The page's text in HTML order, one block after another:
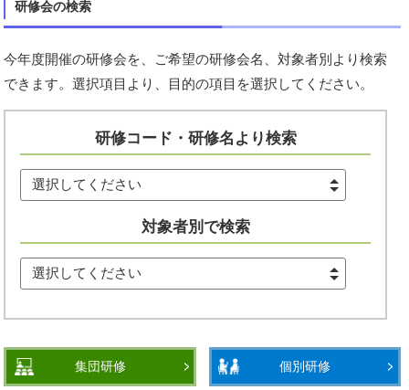
研修会の検索
今年度開催の研修会を、ご希望の研修会名、対象者別より検索
できます。選択項目より、目的の項目を選択してください。
研修コード・研修名より検索
選択してください
対象者別で検索
選択してください
集団研修 個別研修